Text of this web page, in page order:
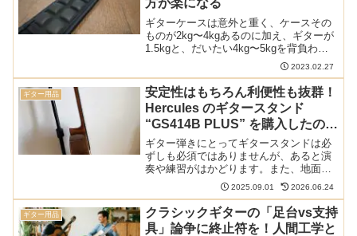
方が楽になる
ギターケースは意外と重く、ケースその
ものが2kg〜4kgあるのに加え、ギターが
1.5kgと、だいたい4kg〜5kgを背負わな
くてはなりません。このため肩には結構
な負荷がかかり、長時間背負っていると
肩が痛くなることもあるでしょう。そん
なときは...
2023.02.27
ギター用品
安定性はもちろん利便性も抜群！
Hercules のギタースタンド
“GS414B PLUS” を購入したので
レビュー
ギター弾きにとってギタースタンドは必
ずしも必須ではありませんが、あると演
奏や練習がはかどります。また、地面に
ベタ置きするよりも蹴ったり踏まれたり
するリスクは下がるでしょう。ただ、ギ
タースタンドには倒れるという別のリス
クも。その意味で安定性が...
2025.09.01 2026.06.24
ギター用品
クラシックギターの「足台vs支持
具」論争に終止符を！人間工学と